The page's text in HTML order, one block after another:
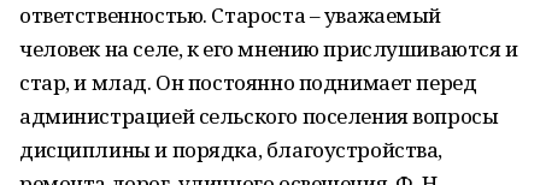
ответственностью. Староста – уважаемый
человек на селе, к его мнению прислушиваются и
стар, и млад. Он постоянно поднимает перед
администрацией сельского поселения вопросы
дисциплины и порядка, благоустройства,